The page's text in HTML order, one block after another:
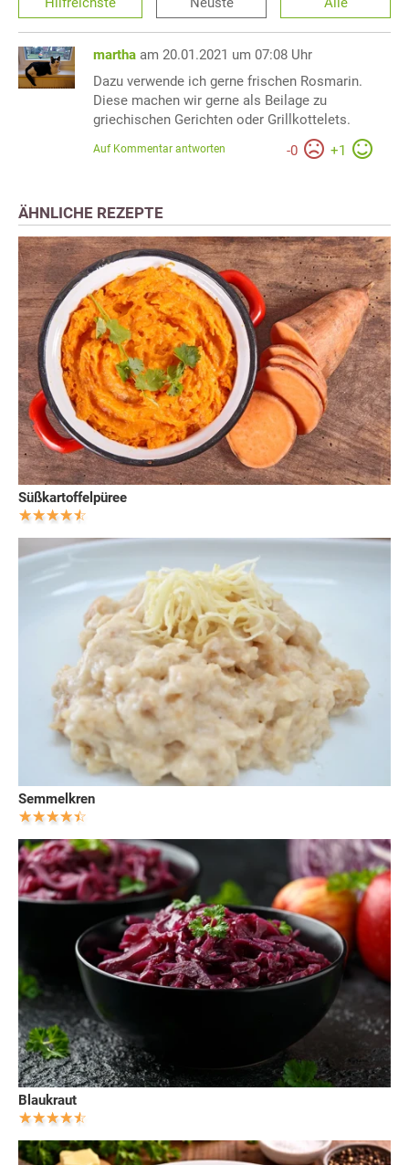
martha am 20.01.2021 um 07:08 Uhr
Dazu verwende ich gerne frischen Rosmarin.
Diese machen wir gerne als Beilage zu
griechischen Gerichten oder Grillkottelets.
-0 +1
Auf Kommentar antworten
ÄHNLICHE REZEPTE
Süßkartoffelpüree
Semmelkren
Blaukraut